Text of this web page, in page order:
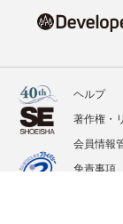
ヘルプ
著作権・
会員情報
免責事項